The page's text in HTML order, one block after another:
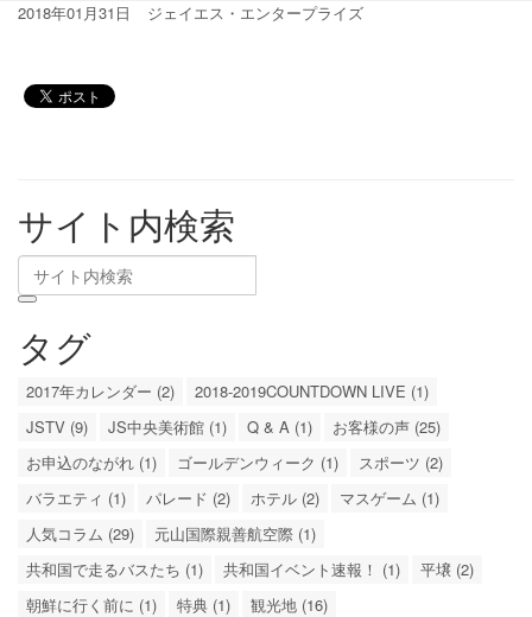
2018年01月31日 ジェイエス・エンタープライズ
サイト内検索
タグ
2017年カレンダー (2)
2018-2019COUNTDOWN LIVE (1)
JSTV (9)
JS中央美術館 (1) Q & A (1)
お客様の声 (25)
お申込のながれ (1)
ゴールデンウィーク (1)
スポーツ (2)
バラエティ (1)
パレード (2) ホテル (2)
マスゲーム (1)
人気コラム (29)
元山国際親善航空際 (1)
共和国で走るバスたち (1)
共和国イベント速報！ (1)
平壌 (2)
朝鮮に行く前に (1)
特典 (1) 観光地 (16)